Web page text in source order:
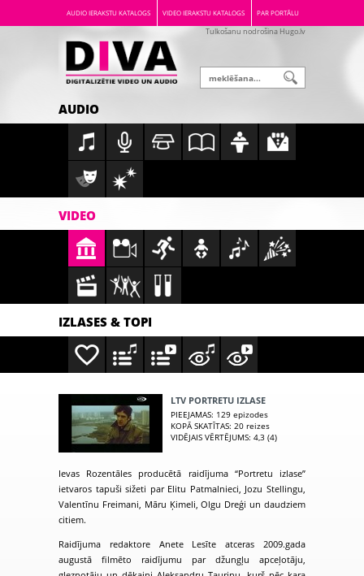
AUDIO IERAKSTU KATALOGS VIDEO IERAKSTU KATALOGS PAR PORTĀLU
Tulkošanu nodrošina Hugo.lv
AUDIO
VIDEO
IZLASES & TOPI
LTV PORTRETU IZLASE
PIEEJAMAS: 129 epizodes
KOPĀ SKATĪTAS: 20 reizes
VIDĒJAIS VĒRTĒJUMS: 4,3 (4)
Ievas Rozentāles producētā raidījuma “Portretu izlase”
ietvaros tapuši sižeti par Elitu Patmalnieci, Jozu Stellingu,
Valentīnu Freimani, Māru Ķimeli, Olgu Dreģi un daudziem
citiem.
Raidījuma redaktore Anete Lesīte atceras 2009.gada
augustā filmēto raidījumu par džungļu apceļotāju,